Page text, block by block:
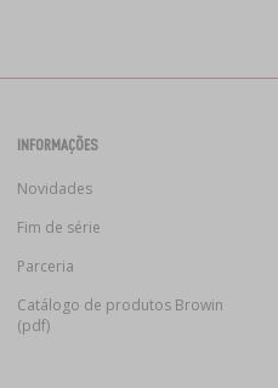
INFORMAÇÕES
Novidades
Fim de série
Parceria
Catálogo de produtos Browin
(pdf)